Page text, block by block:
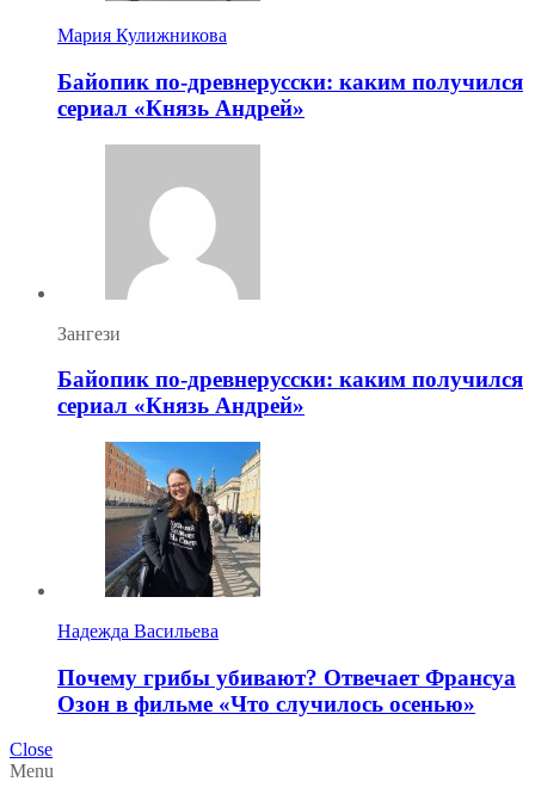
Мария Кулижникова
Байопик по-древнерусски: каким получился
сериал «Князь Андрей»
Зангези
Байопик по-древнерусски: каким получился
сериал «Князь Андрей»
Надежда Васильева
Почему грибы убивают? Отвечает Франсуа
Озон в фильме «Что случилось осенью»
Close
Menu